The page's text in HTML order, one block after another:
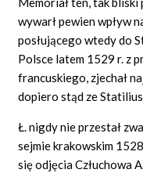
wywarł pewien wpływ
posłującego wtedy do
Polsce latem 1529 r. z
francuskiego, zjechał
dopiero stąd ze
Ł. nigdy nie przestał
sejmie krakowskim
się odjęcia Człuchowa